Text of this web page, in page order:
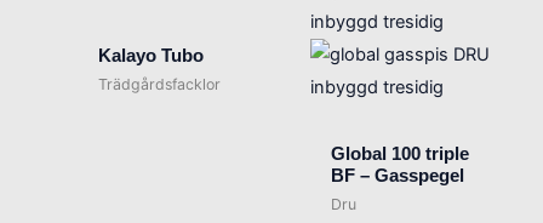
Kalayo Tubo
Trädgårdsfacklor
Global 100 triple
BF – Gasspegel
Dru